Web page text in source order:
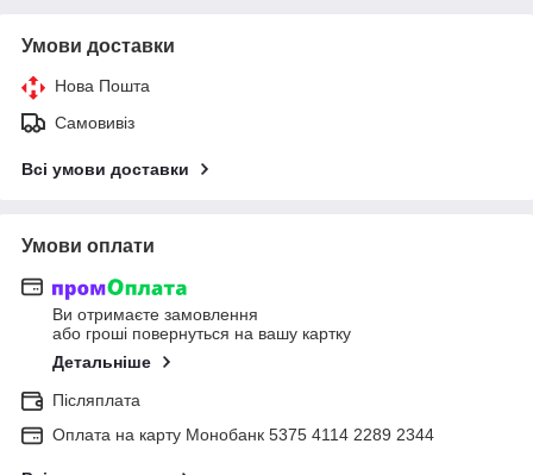
Умови доставки
Нова Пошта
Самовивіз
Всі умови доставки
Умови оплати
Ви отримаєте замовлення
або гроші повернуться на вашу картку
Детальніше
Післяплата
Оплата на карту Монобанк 5375 4114 2289 2344